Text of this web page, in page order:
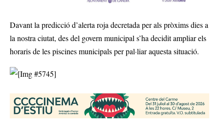
Davant la predicció d’alerta roja decretada per als pròxims dies a
la nostra ciutat, des del govern municipal s’ha decidit ampliar els
horaris de les piscines municipals per pal·liar aquesta situació.